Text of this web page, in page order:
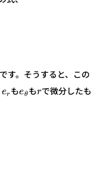
す。そうすると、この
erもeθもrで微分したも